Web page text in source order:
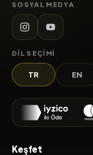
SOSYAL MEDYA
DIL SEÇIMI
TR EN
Keşfet